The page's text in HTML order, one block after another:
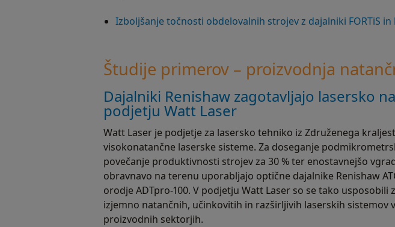
Izboljšanje točnosti obdelovalnih strojev z dajalniki FORTiS
Študije primerov – proizvodnja
Dajalniki Renishaw zagotavljajo lasersko
podjetju Watt Laser
Watt Laser je podjetje za lasersko tehniko iz Združenega
visokonatančne laserske sisteme. Za doseganje
povečanje produktivnosti strojev za 30 % ter enostavnejšo
obravnavo na terenu uporabljajo optične dajalnike Renishaw
orodje ADTpro-100. V podjetju Watt Laser so se tako usposobili
izjemno natančnih, učinkovitih in razširljivih laserskih sistemov
proizvodnih sektorjih.